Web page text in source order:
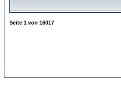
Seite 1 von 16017